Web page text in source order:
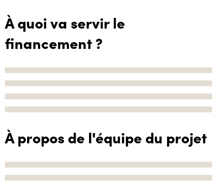
À quoi va servir le
financement ?
À propos de l'équipe du projet